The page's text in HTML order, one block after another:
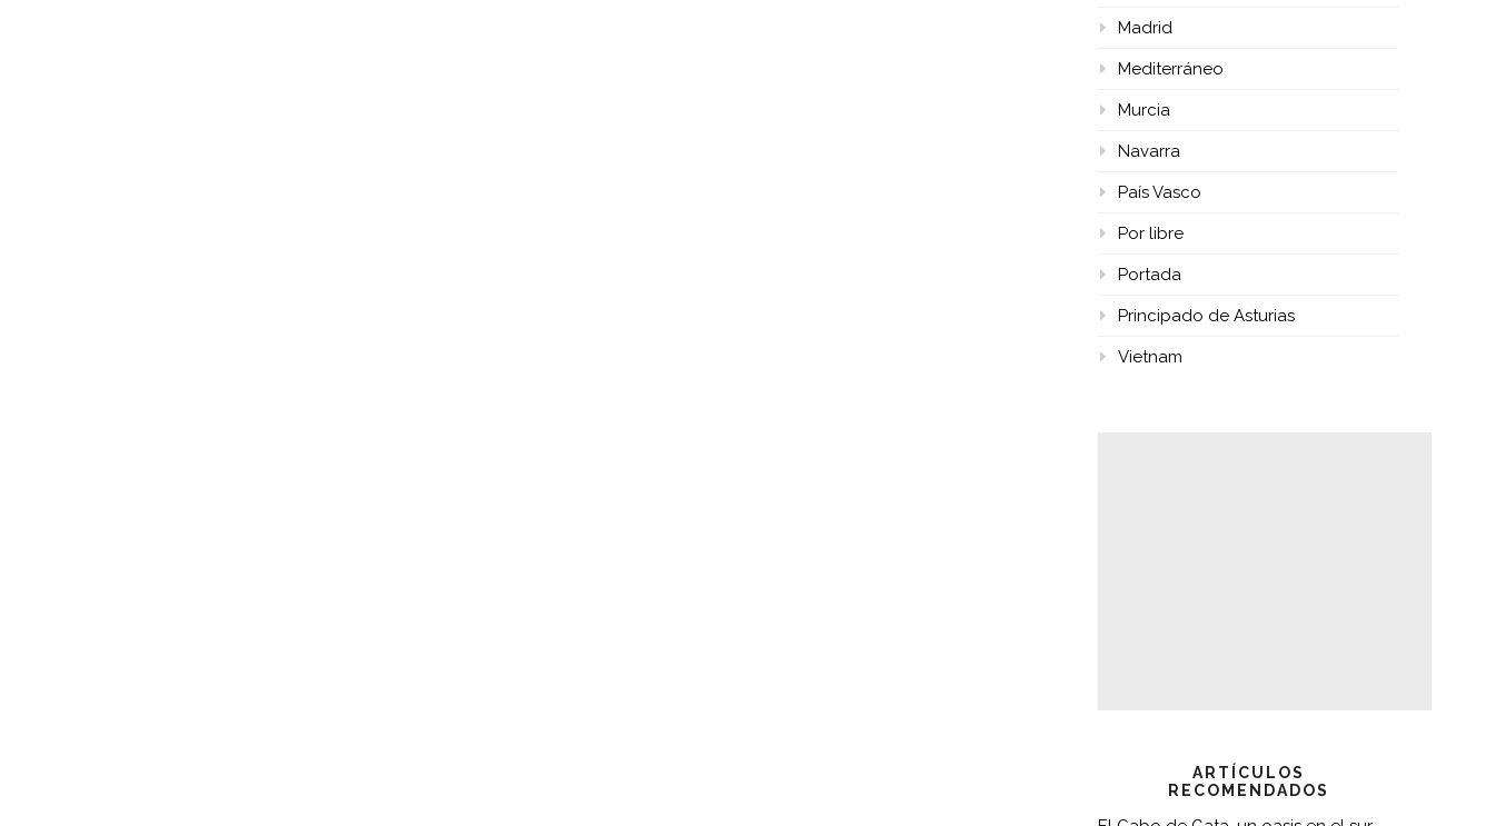
Madrid
Mediterráneo
Murcia
Navarra
País Vasco
Por libre
Portada
Principado de Asturias
Vietnam
ARTÍCULOS
RECOMENDADOS